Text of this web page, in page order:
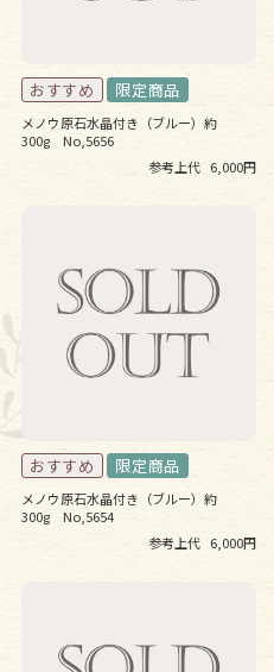
メノウ原石水晶付き（ブルー）約
300g No,5656
参考上代 6,000円
メノウ原石水晶付き（ブルー）約
300g No,5654
参考上代 6,000円